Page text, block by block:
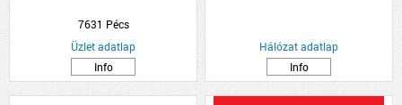
7631 Pécs
Üzlet adatlap
Info
Hálózat adatlap
Info